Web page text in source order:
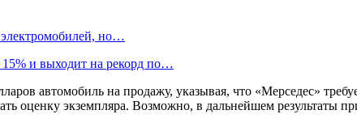
электромобилей, но…
и выходит на рекорд по…
автомобиль на продажу, указывая, что «Мерседес»
оценку экземпляра. Возможно, в дальнейшем результаты